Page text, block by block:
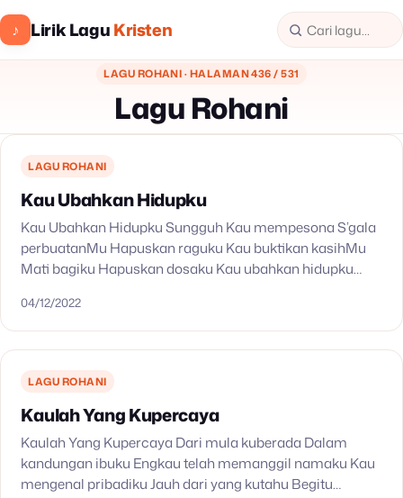
♪ Lirik LaguKristen
LAGU ROHANI · HALAMAN 436 / 531
Lagu Rohani
LAGU ROHANI
Kau Ubahkan Hidupku
Kau Ubahkan Hidupku Sungguh Kau mempesona S’gala
perbuatanMu Hapuskan raguku Kau buktikan kasihMu
Mati bagiku Hapuskan dosaku Kau ubahkan hidupku
Yesusku Kau jagai hidupku…
04/12/2022
LAGU ROHANI
Kaulah Yang Kupercaya
Kaulah Yang Kupercaya Dari mula kuberada Dalam
kandungan ibuku Engkau telah memanggil namaku Kau
mengenal pribadiku Jauh dari yang kutahu Begitu